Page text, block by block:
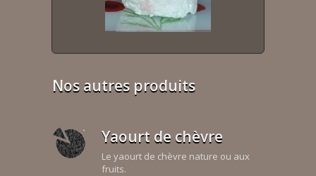
Nos autres produits
Yaourt de chèvre
Le yaourt de chèvre nature ou aux
fruits.